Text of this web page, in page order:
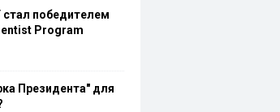
победителем
Program
Президента" для